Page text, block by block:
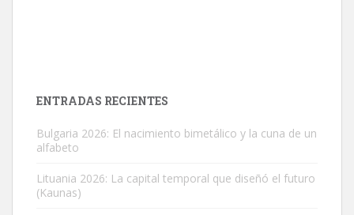
ENTRADAS RECIENTES
Bulgaria 2026: El nacimiento bimetálico y la cuna de un
alfabeto
Lituania 2026: La capital temporal que diseñó el futuro
(Kaunas)